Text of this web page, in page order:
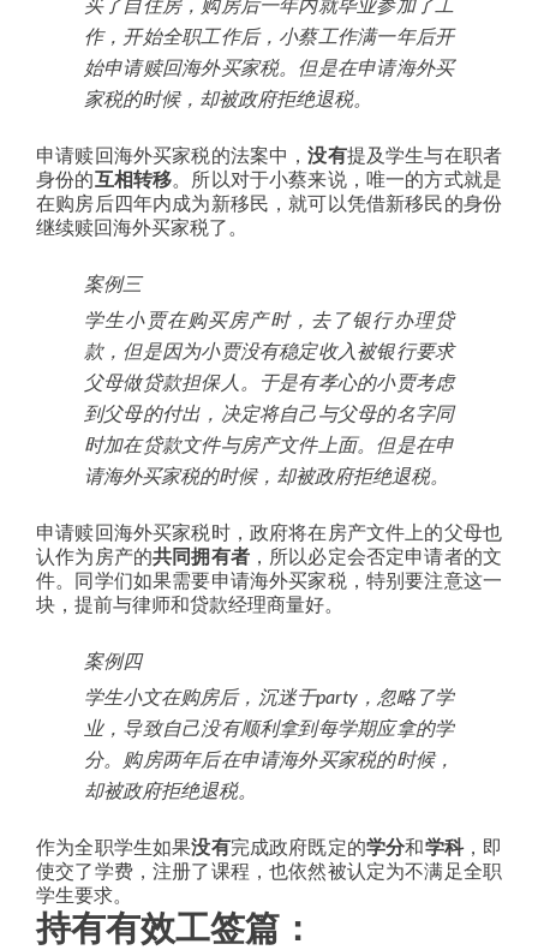
作，开始全职工作后，小蔡工作满一年后开
始申请赎回海外买家税。但是在申请海外买
家税的时候，却被政府拒绝退税。
申请赎回海外买家税的法案中，没有提及学生与在职者
身份的互相转移。所以对于小蔡来说，唯一的方式就是
在购房后四年内成为新移民，就可以凭借新移民的身份
继续赎回海外买家税了。
案例三
学生小贾在购买房产时，去了银行办理贷
款，但是因为小贾没有稳定收入被银行要求
父母做贷款担保人。于是有孝心的小贾考虑
到父母的付出，决定将自己与父母的名字同
时加在贷款文件与房产文件上面。但是在申
请海外买家税的时候，却被政府拒绝退税。
申请赎回海外买家税时，政府将在房产文件上的父母也
认作为房产的共同拥有者，所以必定会否定申请者的文
件。同学们如果需要申请海外买家税，特别要注意这一
块，提前与律师和贷款经理商量好。
案例四
学生小文在购房后，沉迷于party，忽略了学
业，导致自己没有顺利拿到每学期应拿的学
分。购房两年后在申请海外买家税的时候，
却被政府拒绝退税。
作为全职学生如果没有完成政府既定的学分和学科，即
使交了学费，注册了课程，也依然被认定为不满足全职
学生要求。
持有有效工签篇：